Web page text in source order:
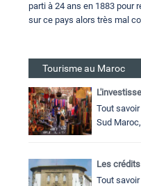
parti à 24 ans en 1883 pour
sur ce pays alors très mal
Tourisme au Maroc
Tout
Sud
Les
Tout